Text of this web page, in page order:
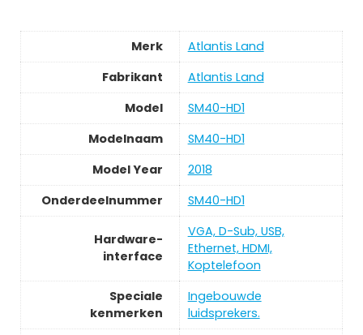
Merk
‎Atlantis Land
Fabrikant
‎Atlantis Land
Model
‎SM40-HD1
Modelnaam
‎SM40-HD1
Model Year
‎2018
Onderdeelnummer
‎SM40-HD1
Hardware-
interface
‎VGA, D-Sub, USB,
Ethernet, HDMI,
Koptelefoon
Speciale
kenmerken
‎Ingebouwde
luidsprekers.